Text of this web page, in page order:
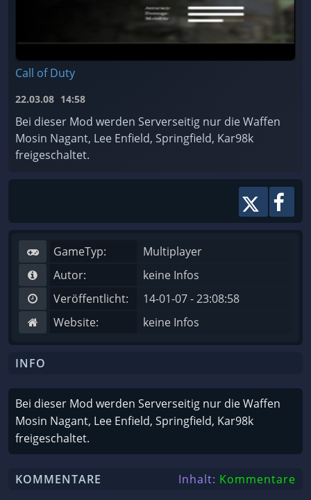
Call of Duty
22.03.08 14:58
Bei dieser Mod werden Serverseitig nur die Waffen
Mosin Nagant, Lee Enfield, Springfield, Kar98k
freigeschaltet.
GameTyp:
Multiplayer
Autor:
keine Infos
Veröffentlicht:
14-01-07 - 23:08:58
Website:
keine Infos
INFO
Bei dieser Mod werden Serverseitig nur die Waffen
Mosin Nagant, Lee Enfield, Springfield, Kar98k
freigeschaltet.
KOMMENTARE Inhalt: Kommentare